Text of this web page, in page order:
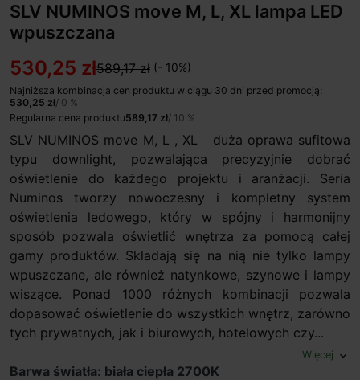
SLV NUMINOS move M, L, XL lampa LED
wpuszczana
530,25 zł589,17 zł (- 10%)
Najniższa kombinacja cen produktu w ciągu 30 dni przed promocją:
530,25 zł/ 0 %
Regularna cena produktu589,17 zł/ 10 %
SLV NUMINOS move M, L , XL duża oprawa sufitowa
typu downlight, pozwalająca precyzyjnie dobrać
oświetlenie do każdego projektu i aranżacji. Seria
Numinos tworzy nowoczesny i kompletny system
oświetlenia ledowego, który w spójny i harmonijny
sposób pozwala oświetlić wnętrza za pomocą całej
gamy produktów. Składają się na nią nie tylko lampy
wpuszczane, ale również natynkowe, szynowe i lampy
wiszące. Ponad 1000 różnych kombinacji pozwala
dopasować oświetlenie do wszystkich wnętrz, zarówno
tych prywatnych, jak i biurowych, hotelowych czy...
Więcej expand_more
Barwa światła: biała ciepła 2700K